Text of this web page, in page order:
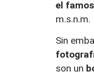
el
m.s.n.m.
Sin
son un